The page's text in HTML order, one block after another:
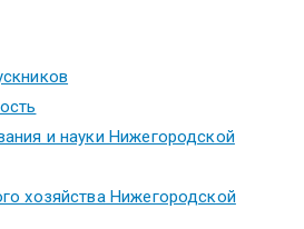
и науки Нижегородской
хозяйства Нижегородской